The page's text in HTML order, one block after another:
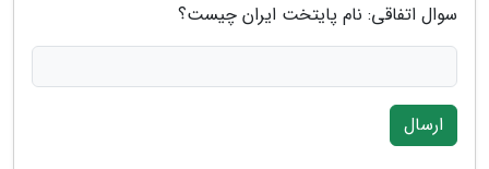
سوال اتفاقی: نام پایتخت ایران چیست؟
ارسال